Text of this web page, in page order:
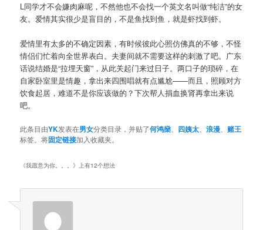
L同学才不会嫌肉麻呢，不然他也不会找一个英文名叫做“纯洁”的女
友。爱情其实很少是盲目的，不是鱼找到鱼，就是虾找到虾。
爱情里有太多的不确定因素，有时候彼此心照仿佛真的不够，不怪
情侣们忙着向全世界表白。夫妻间就不需要这样的刺激了吧。广东
话说结婚是“拉埋天窗”，从此关起门来过日子。两口子的琐碎，在
自家卧室里是情趣，拿出来四围唱就有点尴尬——而且，照顾对方
饮食起居，难道不是你应该做的？下次帮人捐血换肾再拿出来说
吧。
此条目由YK发表在男女分类目录，并贴了何鸿燊、 四姨太、浪漫、 赌王
标签。将固定链接加入收藏夹。
《我愿意为你。。。》上有12个想法